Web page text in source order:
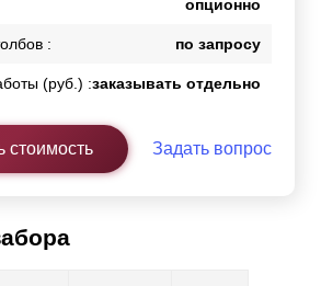
опционно
: по запросу
(руб.) :заказывать отдельно
стоимость Задать вопрос